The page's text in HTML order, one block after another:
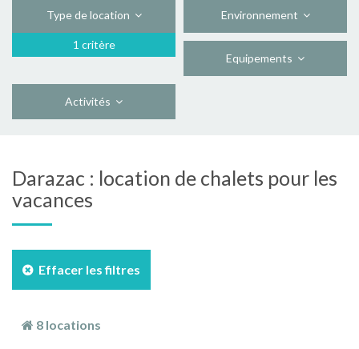
Type de location
1 critère
Environnement
Equipements
Activités
Darazac : location de chalets pour les
vacances
Effacer les filtres
8 locations